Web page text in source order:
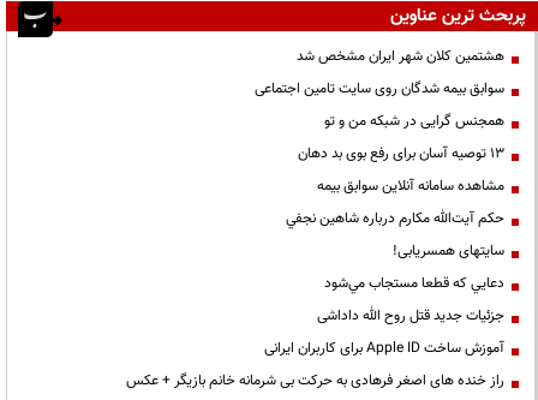
پربحث ترین عناوین
هشتمین کلان شهر ایران مشخص شد
سوابق بیمه شدگان روی سایت تامین اجتماعی
همجنس گرایی در شبکه من و تو
13 توصیه آسان برای رفع بوی بد دهان
مشاهده سامانه آنلاين سوابق بیمه
حكم آيت‌الله مكارم درباره شاهين نجفي
سایتهای همسریابی!
دعايي كه قطعا مستجاب مي‌شود
جزئیات جدید قتل روح الله داداشی
آموزش ساخت Apple ID برای کاربران ایرانی
راز خنده های اصغر فرهادی به حرکت بی شرمانه خانم بازیگر + عکس